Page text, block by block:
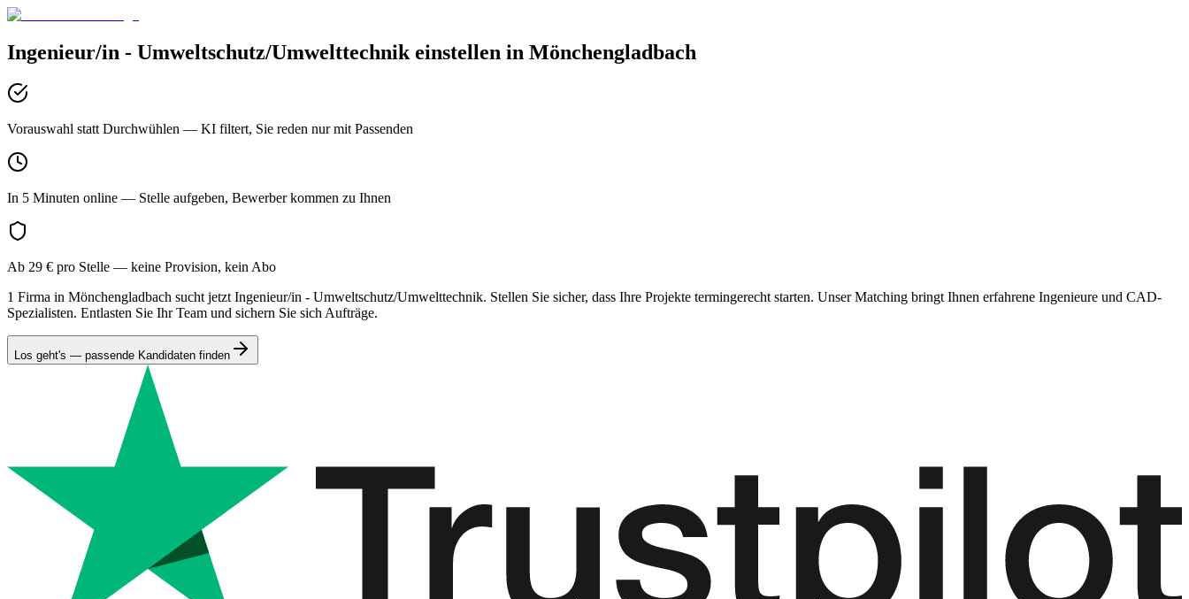
Ingenieur/in - Umweltschutz/Umwelttechnik einstellen in Mönchengladbach
Vorauswahl statt Durchwühlen — KI filtert, Sie reden nur mit Passenden
In 5 Minuten online — Stelle aufgeben, Bewerber kommen zu Ihnen
Ab 29 € pro Stelle — keine Provision, kein Abo
1 Firma in Mönchengladbach sucht jetzt Ingenieur/in - Umweltschutz/Umwelttechnik. Stellen Sie sicher, dass Ihre Projekte termingerecht starten. Unser Matching bringt Ihnen erfahrene Ingenieure und CAD-
Spezialisten. Entlasten Sie Ihr Team und sichern Sie sich Aufträge.
Los geht's — passende Kandidaten finden